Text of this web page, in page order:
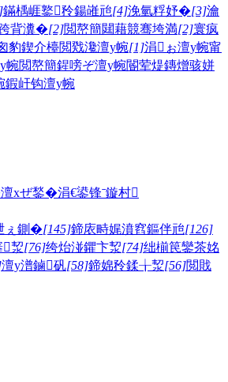
鏋楀崕鐜矝鍚嶉兘[4]浼氫粰妤�[3]瀹
背瀵�[2]閲嶅簡閮藉競骞垮満[2]寰疯
豹鍥介檯閲戣瀺澶у帵[1]涓ぉ澶у帵甯
帵閲嶅簡鍟嗙ぞ澶у帵閽荤煶鏄熷骇姘
鍜屽钩澶у帵
澶хぜ鍫�涓€鍙锋ˉ鏇村
ぇ鍘�[145]鍗庡畤娓濆窞鏂伴兘[126]
洯[76]绔炲湴鑺卞洯[74]绌椾笢鑾茶姳
澶у潽鏀矾[58]鍗婂矝鍒╁洯[56]閲戝